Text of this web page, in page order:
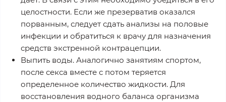
целостности. Если же презерватив оказался
порванным, следует сдать анализы на половые
инфекции и обратиться к врачу для назначения
средств экстренной контрацепции.
Выпить воды. Аналогично занятиям спортом,
после секса вместе с потом теряется
определенное количество жидкости. Для
восстановления водного баланса организма